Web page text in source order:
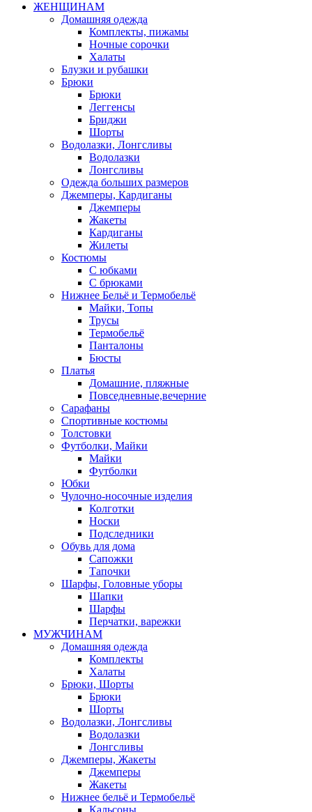
ЖЕНЩИНАМ
Домашняя одежда
Комплекты, пижамы
Ночные сорочки
Халаты
Блузки и рубашки
Брюки
Брюки
Леггенсы
Бриджи
Шорты
Водолазки, Лонгсливы
Водолазки
Лонгсливы
Одежда больших размеров
Джемперы, Кардиганы
Джемперы
Жакеты
Кардиганы
Жилеты
Костюмы
С юбками
С брюками
Нижнее Бельё и Термобельё
Майки, Топы
Трусы
Термобельё
Панталоны
Бюсты
Платья
Домашние, пляжные
Повседневные,вечерние
Сарафаны
Спортивные костюмы
Толстовки
Футболки, Майки
Майки
Футболки
Юбки
Чулочно-носочные изделия
Колготки
Носки
Подследники
Обувь для дома
Сапожки
Тапочки
Шарфы, Головные уборы
Шапки
Шарфы
Перчатки, варежки
МУЖЧИНАМ
Домашняя одежда
Комплекты
Халаты
Брюки, Шорты
Брюки
Шорты
Водолазки, Лонгсливы
Водолазки
Лонгсливы
Джемперы, Жакеты
Джемперы
Жакеты
Нижнее бельё и Термобельё
Кальсоны